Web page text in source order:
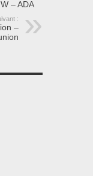
– ADA
:
–